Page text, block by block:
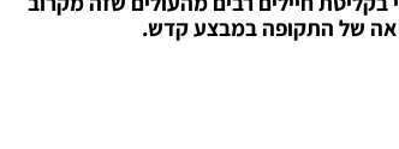
של התקופה במבצע קדש.